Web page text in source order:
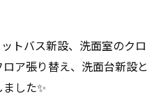
トバス新設、洗面室のクロ
ア張り替え、洗面台新設と
した✨